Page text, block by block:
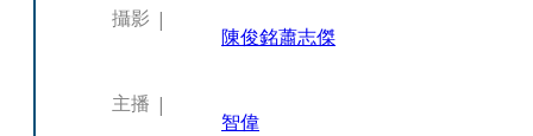
攝影
陳俊銘蕭志傑
主播
智偉